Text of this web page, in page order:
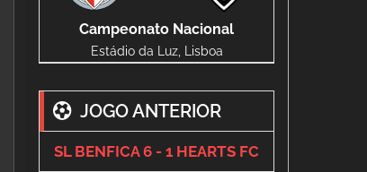
Campeonato Nacional
Estádio da Luz, Lisboa
JOGO ANTERIOR
SL BENFICA 6 - 1 HEARTS FC